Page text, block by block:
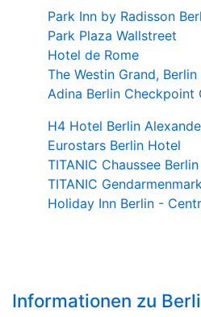
Park Inn by Radisson
Park Plaza Wallstreet
Hotel de Rome
The Westin Grand, Berlin
Adina Berlin Checkpoint
H4 Hotel Berlin
Eurostars Berlin Hotel
TITANIC Chaussee Berlin
TITANIC
Holiday Inn Berlin -
Informationen zu